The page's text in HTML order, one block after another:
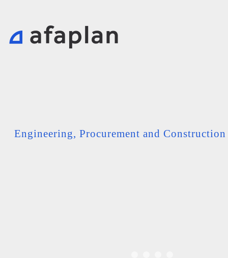
Engineering, Procurement and Construction